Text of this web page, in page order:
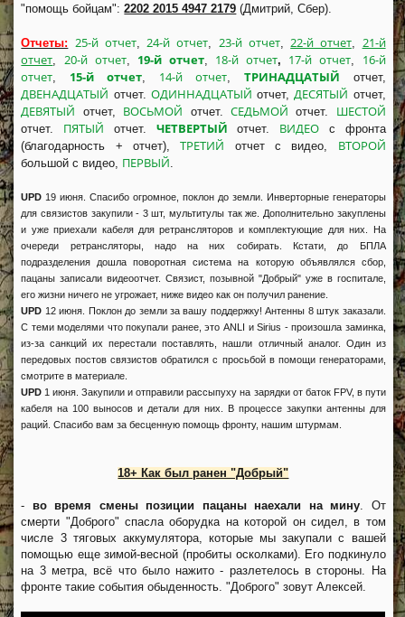
"помощь бойцам":2202 2015 4947 2179 (Дмитрий, Сбер).
Отчеты: 25-й отчет, 24-й отчет 23-й отчет, 22-й отчет, 21-й
отчет
20-й отчет, 19-й отчет, 18-й отчет, 17-й отчет
16-й
отчет
15-й отчет 14-й отчет, ТРИНАДЦАТЫЙ отчет,
ДВЕНАДЦАТЫЙ отчет. ОДИННАДЦАТЫЙ отчет, ДЕСЯТЫЙ отчет,
ДЕВЯТЫЙ отчет, ВОСЬМОЙ отчет. СЕДЬМОЙ отчет. ШЕСТОЙ
отчет. ПЯТЫЙ отчет. ЧЕТВЕРТЫЙ отчет. ВИДЕО с фронта
(благодарность + отчет),ТРЕТИЙ отчет с видео, ВТОРОЙ
большой с видео, ПЕРВЫЙ
UPD 19 июня. Спасибо огромное, поклон до земли. Инверторные генераторы
для связистов закупили - 3 шт, мультитулы так же. Дополнительно закуплены
и уже приехали кабеля для ретрансляторов и комплектующие для них. На
очереди ретрансляторы, надо на них собирать. Кстати, до БПЛА
подразделения дошла поворотная система на которую объявлялся сбор,
пацаны записали видеоотчет. Связист, позывной "Добрый" уже в госпитале,
его жизни ничего не угрожает, ниже видео как он получил ранение.
UPD 12 июня. Поклон до земли за вашу поддержку! Антенны 8 штук заказали.
С теми моделями что покупали ранее, это ANLI и Sirius - произошла заминка,
из-за санкций их перестали поставлять, нашли отличный аналог. Один из
передовых постов связистов обратился с просьбой в помощи генераторами,
смотрите в материале.
UPD 1 июня. Закупили и отправили рассыпуху на зарядки от баток FPV, в пути
кабеля на 100 выносов и детали для них. В процессе закупки антенны для
раций. Спасибо вам за бесценную помощь фронту, нашим штурмам.
18+ Как был ранен "Добрый"
- во время смены позиции пацаны наехали на мину . От
смерти "Доброго" спасла оборудка на которой он сидел, в том
числе 3 тяговых аккумулятора, которые мы закупали с вашей
помощью еще зимой-весной (пробиты осколками). Его подкинуло
на 3 метра, всё что было нажито - разлетелось в стороны. На
фронте такие события обыденность. "Доброго" зовут Алексей.